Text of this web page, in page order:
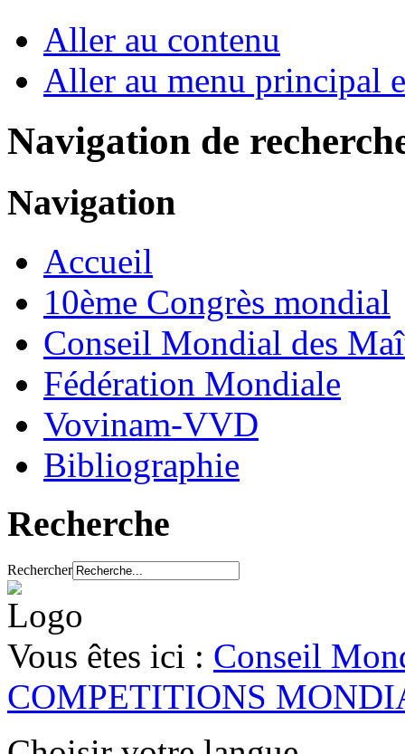
Aller au contenu
Aller au menu principal
Navigation de
Navigation
Accueil
10ème Congrès mondial
Conseil Mondial des
Fédération Mondiale
Vovinam-VVD
Bibliographie
Recherche
Rechercher
Vous êtes ici : Conseil
COMPETITIONS